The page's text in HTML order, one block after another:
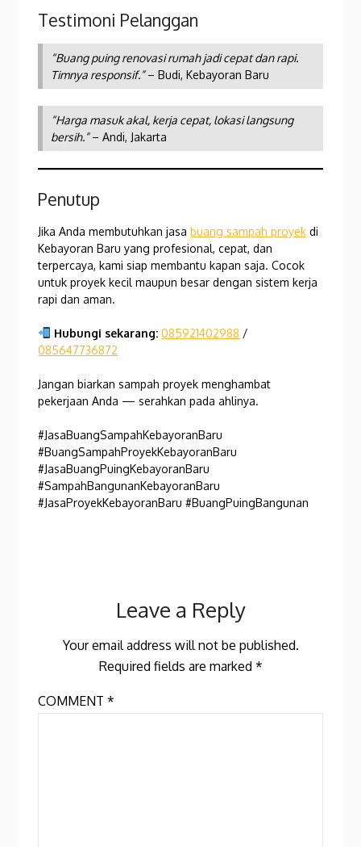
Testimoni Pelanggan
“Buang puing renovasi rumah jadi cepat dan rapi.
Timnya responsif.”– Budi, Kebayoran Baru
“Harga masuk akal, kerja cepat, lokasi langsung
bersih.”– Andi, Jakarta
Penutup
Jika Anda membutuhkan jasabuang sampah proyek di
Kebayoran Baru yang profesional, cepat, dan
terpercaya, kami siap membantu kapan saja. Cocok
untuk proyek kecil maupun besar dengan sistem kerja
rapi dan aman.
Hubungi sekarang: 085921402988 /
085647736872
Jangan biarkan sampah proyek menghambat
pekerjaan Anda — serahkan pada ahlinya.
#JasaBuangSampahKebayoranBaru
#BuangSampahProyekKebayoranBaru
#JasaBuangPuingKebayoranBaru
#SampahBangunanKebayoranBaru
#JasaProyekKebayoranBaru #BuangPuingBangunan
Leave a Reply
Your email address will not be published.
Required fields are marked *
COMMENT*